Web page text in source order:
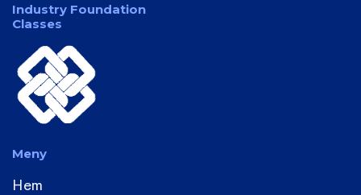
Industry Foundation
Classes
Meny
Hem